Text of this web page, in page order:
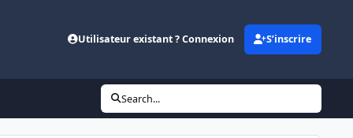
Utilisateur existant ? Connexion S’inscrire
Search...